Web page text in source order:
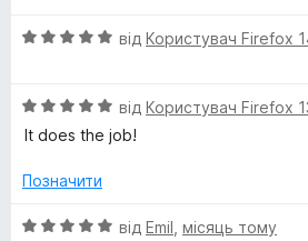
н
5
з
О
н
к
5
5
від Користувач Firefox
О
ц
н
а
від Користувач Firefox
It does the job!
Позначити
О
від Emil місяць тому